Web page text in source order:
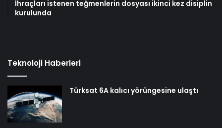
İhraçları istenen teğmenlerin dosyası ikinci kez disiplin
kurulunda
Teknoloji Haberleri
Türksat 6A kalıcı yörüngesine ulaştı